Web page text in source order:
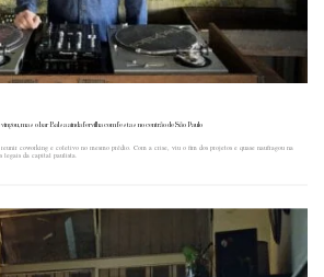
mas o bar Balsa ainda fervilha com festas no centrão de São Paulo
coworking e coletivo no mesmo prédio. Com a crise, viu o fim dos projetos e quase naufragou na
legais da capital paulista.